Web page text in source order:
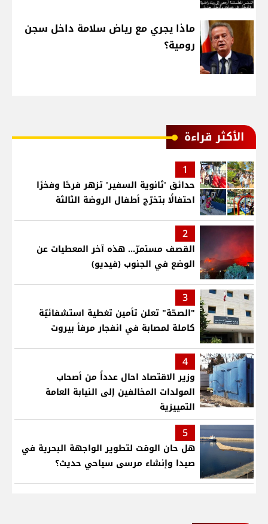
ماذا يجري مع رياض سلامة داخل سجن
رومية؟
الأكثر قراءة
1
حدائق 'ثانوية السفير' تزهر فرحًا وفخرًا
احتفالًا بتخرّج أطفال الروضة الثالثة
2
القصف مستمرّ... هذه آخر المعطيات عن
الوضع في الجنوب (فيديو)
3
"الصحّة" تعلن تأمين تغطية استشفائيّة
كاملة لمصابة في انفجار مرفأ بيروت
4
وزير الاقتصاد احال عدداً من أصحاب
المولدات المخالفين إلى النيابة العامة
التمييزية
5
هل حان الوقت لتطوير الواجهة البحرية في
صيدا وإنشاء مرسى سياحي حديث؟